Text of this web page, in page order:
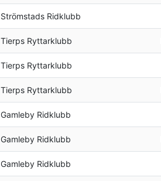
Strömstads Ridklubb
Tierps Ryttarklubb
Tierps Ryttarklubb
Tierps Ryttarklubb
Gamleby Ridklubb
Gamleby Ridklubb
Gamleby Ridklubb